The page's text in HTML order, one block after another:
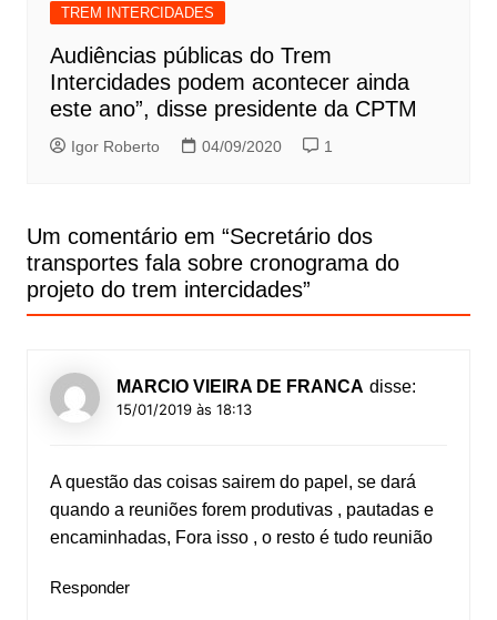
TREM INTERCIDADES
Audiências públicas do Trem
Intercidades podem acontecer ainda
este ano”, disse presidente da CPTM
Igor Roberto 04/09/2020 1
Um comentário em “Secretário dos
transportes fala sobre cronograma do
projeto do trem intercidades”
MARCIO VIEIRA DE FRANCA disse:
15/01/2019 às 18:13
A questão das coisas sairem do papel, se dará
quando a reuniões forem produtivas , pautadas e
encaminhadas, Fora isso , o resto é tudo reunião
Responder